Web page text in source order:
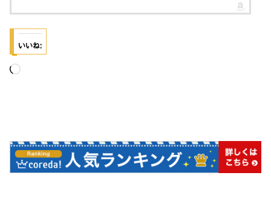
いいね:
読